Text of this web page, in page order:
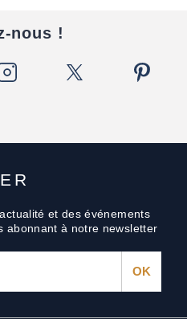
et des événements
abonnant à notre newsletter
nous !